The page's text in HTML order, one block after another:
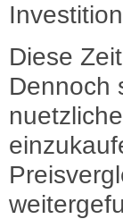
Diese
Dennoch